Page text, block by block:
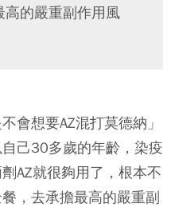
的嚴重副作用風
會想要AZ混打莫德納」
己30多歲的年齡，染疫
AZ就很夠用了，根本不
，去承擔最高的嚴重副